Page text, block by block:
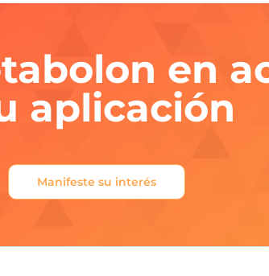
en
aplicación
Manifeste su interés